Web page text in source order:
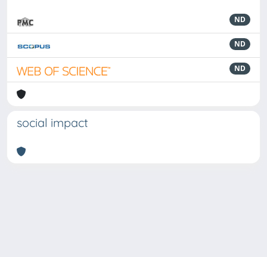
ND
ND
ND
social impact